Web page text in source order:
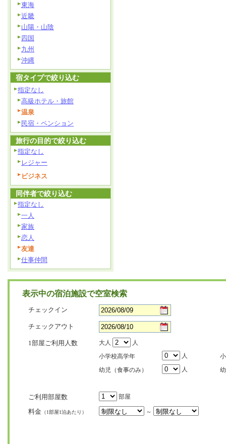
東海
近畿
山陽・山陰
四国
九州
沖縄
宿タイプで絞り込む
指定なし
高級ホテル・旅館
温泉
民宿・ペンション
旅行の目的で絞り込む
指定なし
レジャー
ビジネス
同伴者で絞り込む
指定なし
一人
家族
恋人
友達
仕事仲間
表示中の宿泊施設で空室検索
チェックイン
チェックアウト
1部屋ご利用人数 大人
人
小学校高学年
人
幼児（食事のみ）
人
ご利用部屋数 部屋
料金 （1部屋1泊あたり） ～